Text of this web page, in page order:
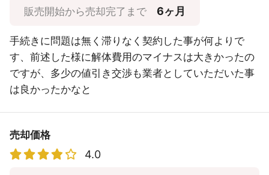
販売開始から売却完了まで 6ヶ月
手続きに問題は無く滞りなく契約した事が何よりで
す、前述した様に解体費用のマイナスは大きかったの
ですが、多少の値引き交渉も業者としていただいた事
は良かったかなと
売却価格
4.0